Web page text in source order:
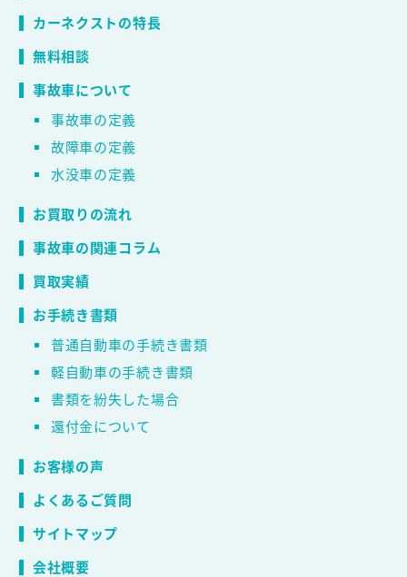
カーネクストの特長
無料相談
事故車について
事故車の定義
故障車の定義
水没車の定義
お買取りの流れ
事故車の関連コラム
買取実績
お手続き書類
普通自動車の手続き書類
軽自動車の手続き書類
書類を紛失した場合
還付金について
お客様の声
よくあるご質問
サイトマップ
会社概要